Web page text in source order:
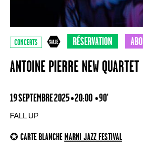
CONCERTS RÉSERVATION ABO
ANTOINE PIERRE NEW QUARTET
19 SEPTEMBRE 2025 • 20:00 • 90'
FALL UP
✪ CARTE BLANCHE MARNI JAZZ FESTIVAL